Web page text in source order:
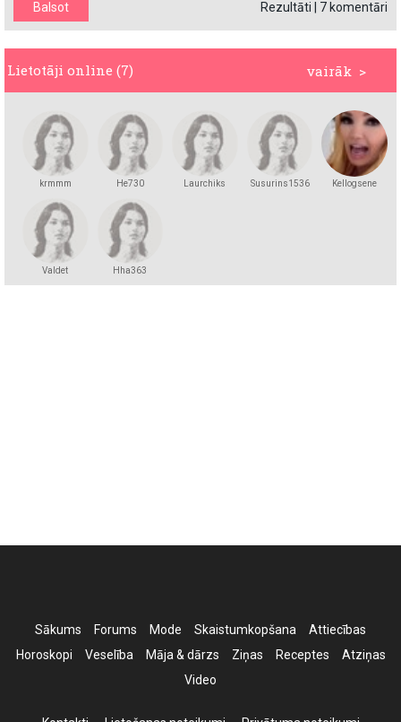
Rezultāti 7 komentāri
vairāk >
Lietotāji online (7)
krmmm He730 Laurchiks Susurins1536 Kellogsene
Valdet Hha363
Sākums Forums Mode Skaistumkopšana
Attiecības
Horoskopi
Veselība Māja & dārzs Ziņas Receptes
Atziņas
Video